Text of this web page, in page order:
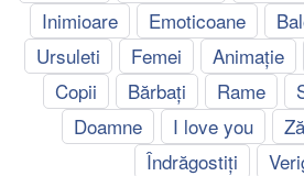
Inimioare
Emoticoane
Ursuleti
Femei Animație
Copii
Bărbați Rame
Doamne
I love you
Îndrăgostiți